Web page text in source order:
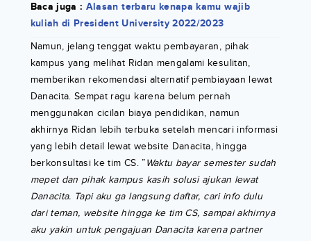
Baca juga : Alasan terbaru kenapa kamu wajib
kuliah di President University 2022/2023
Namun, jelang tenggat waktu pembayaran, pihak
kampus yang melihat Ridan mengalami kesulitan,
memberikan rekomendasi alternatif pembiayaan lewat
Danacita. Sempat ragu karena belum pernah
menggunakan cicilan biaya pendidikan, namun
akhirnya Ridan lebih terbuka setelah mencari informasi
yang lebih detail lewat website Danacita, hingga
berkonsultasi ke tim CS. ”Waktu bayar semester sudah
mepet dan pihak kampus kasih solusi ajukan lewat
Danacita. Tapi aku ga langsung daftar, cari info dulu
dari teman, website hingga ke tim CS, sampai akhirnya
aku yakin untuk pengajuan Danacita karena partner